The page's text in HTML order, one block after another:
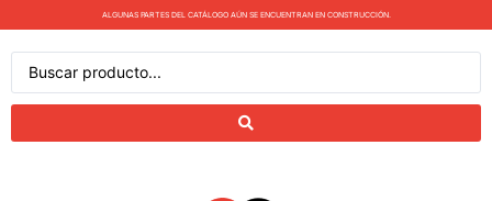
ALGUNAS PARTES DEL CATÁLOGO AÚN SE ENCUENTRAN EN CONSTRUCCIÓN.